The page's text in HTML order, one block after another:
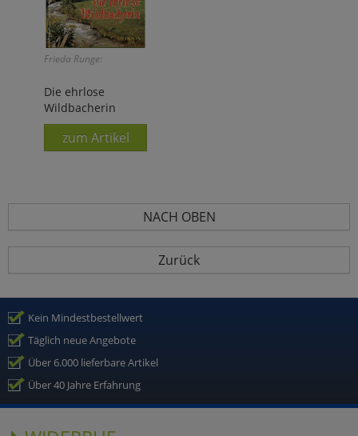
Frieda Runge:
Die ehrlose
Wildbacherin
zum Artikel
NACH OBEN
Zurück
Kein Mindestbestellwert
Täglich neue Angebote
Über 6.000 lieferbare Artikel
Über 40 Jahre Erfahrung